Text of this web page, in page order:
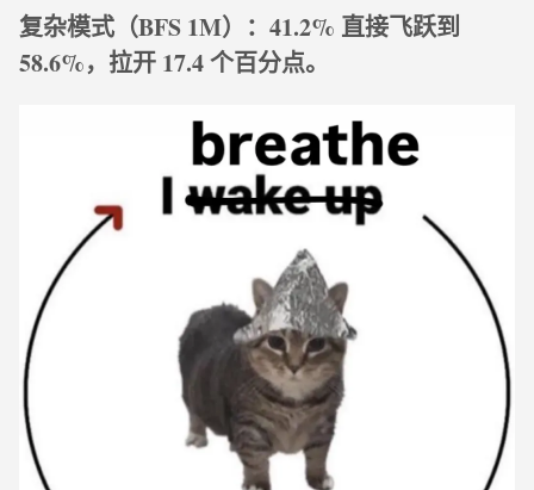
复杂模式（BFS 1M）：41.2% 直接飞跃到
58.6%，拉开 17.4 个百分点。